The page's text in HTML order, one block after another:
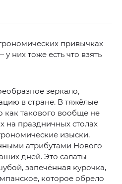
привычках
них тоже есть что взять
зеркало,
в стране. В тяжёлые
как такового вообще не
на праздничных столах
изыски,
атрибутами Нового
дней. Это салаты
запечённая курочка,
которое обрело